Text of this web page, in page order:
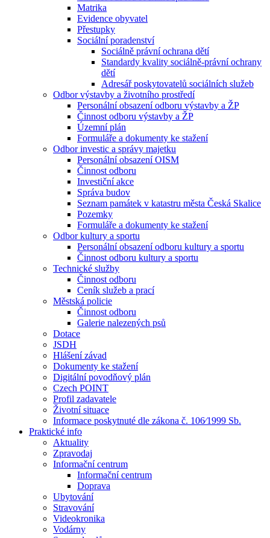
Matrika
Evidence obyvatel
Přestupky
Sociální poradenství
Sociálně právní ochrana dětí
Standardy kvality sociálně-právní ochrany
dětí
Adresář poskytovatelů sociálních služeb
Odbor výstavby a životního prostředí
Personální obsazení odboru výstavby a ŽP
Činnost odboru výstavby a ŽP
Územní plán
Formuláře a dokumenty ke stažení
Odbor investic a správy majetku
Personální obsazení OISM
Činnost odboru
Investiční akce
Správa budov
Seznam památek v katastru města Česká Skalice
Pozemky
Formuláře a dokumenty ke stažení
Odbor kultury a sportu
Personální obsazení odboru kultury a sportu
Činnost odboru kultury a sportu
Technické služby
Činnost odboru
Ceník služeb a prací
Městská policie
Činnost odboru
Galerie nalezených psů
Dotace
JSDH
Hlášení závad
Dokumenty ke stažení
Digitální povodňový plán
Czech POINT
Profil zadavatele
Životní situace
Informace poskytnuté dle zákona č. 106⁄1999 Sb.
Praktické info
Aktuality
Zpravodaj
Informační centrum
Informační centrum
Doprava
Ubytování
Stravování
Videokronika
Vodárny